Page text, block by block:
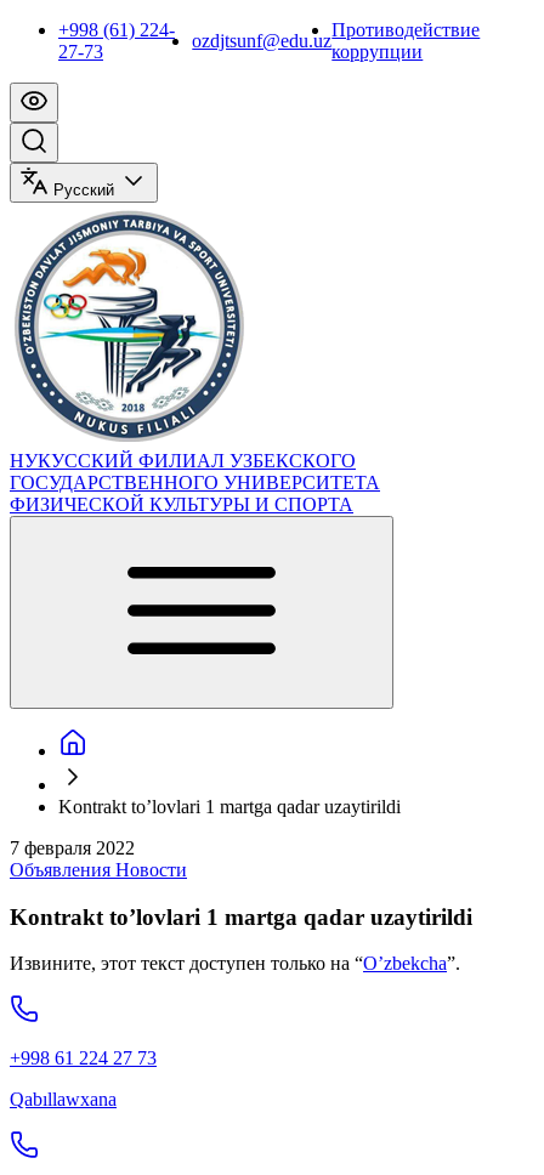
+998 (61) 224-
27-73
ozdjtsunf@edu.uz
Противодействие
коррупции
Русский
НУКУССКИЙ ФИЛИАЛ УЗБЕКСКОГО
ГОСУДАРСТВЕННОГО УНИВЕРСИТЕТА
ФИЗИЧЕСКОЙ КУЛЬТУРЫ И СПОРТА
Kontrakt to’lovlari 1 martga qadar uzaytirildi
7 февраля 2022
Объявления Новости
Kontrakt to’lovlari 1 martga qadar uzaytirildi
Извините, этот текст доступен только на “O’zbekcha”.
+998 61 224 27 73
Qabıllawxana